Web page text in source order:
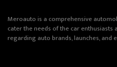
Meroauto is a comprehensive
cater the needs of the car
regarding auto brands, launches, and